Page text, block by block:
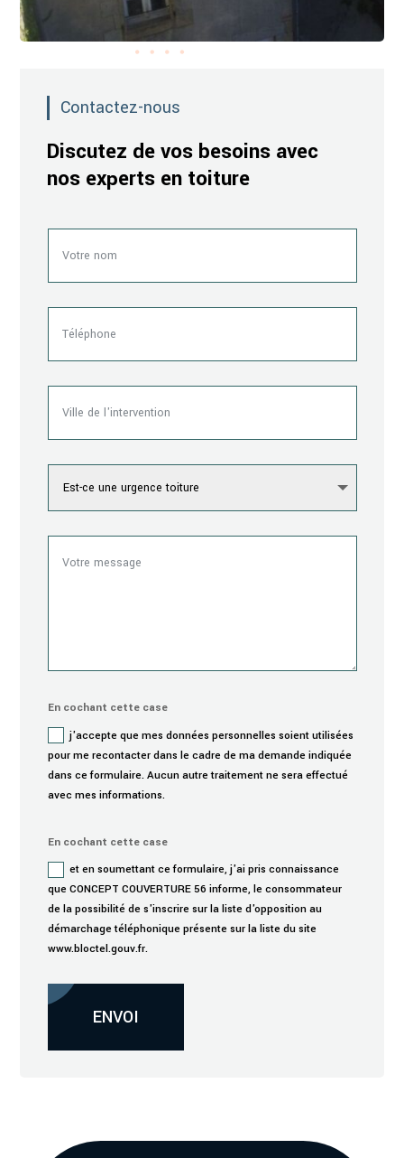
Contactez-nous
Discutez de vos besoins avec
nos experts en toiture
En cochant cette case
j'accepte que mes données personnelles soient utilisées
pour me recontacter dans le cadre de ma demande indiquée
dans ce formulaire. Aucun autre traitement ne sera effectué
avec mes informations.
En cochant cette case
et en soumettant ce formulaire, j'ai pris connaissance
que CONCEPT COUVERTURE 56 informe, le consommateur
de la possibilité de s'inscrire sur la liste d'opposition au
démarchage téléphonique présente sur la liste du site
www.bloctel.gouv.fr.
ENVOI